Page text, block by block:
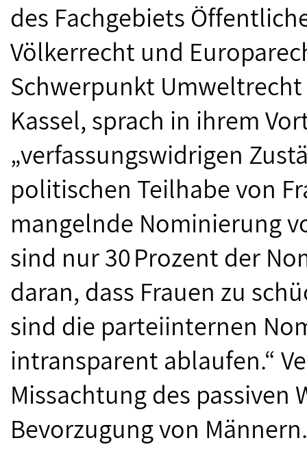
des Fachgebiets
Völkerrecht und
Schwerpunkt
Kassel, sprach in ihrem
„verfassungswidrigen
politischen Teilhabe von
mangelnde Nominierung
sind nur 30 Prozent der
daran, dass Frauen zu
sind die parteiinternen
intransparent ablaufen.“
Missachtung des
Bevorzugung von